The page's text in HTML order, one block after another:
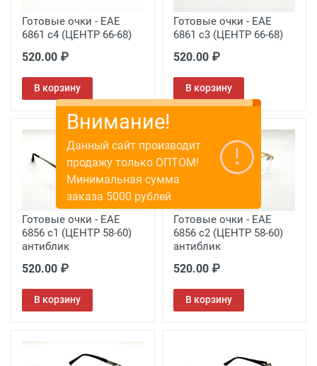
Готовые очки - EAE
6861 c4 (ЦЕНТР 66-68)
520.00 ₽
В корзину
Готовые очки - EAE
6861 c3 (ЦЕНТР 66-68)
520.00 ₽
В корзину
Готовые очки - EAE
6856 с1 (ЦЕНТР 58-60)
антиблик
520.00 ₽
В корзину
Готовые очки - EAE
6856 с2 (ЦЕНТР 58-60)
антиблик
520.00 ₽
В корзину
Внимание!
Данный сайт производит
продажу только ОПТОМ!
Минимальная сумма
заказа 5000 рублей